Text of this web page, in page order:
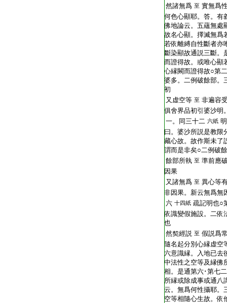
然諸無爲 至 實無爲
何色心顯耶。答。有
佛地論云。五蘊無處
故名心顯。擇滅無爲
若依離縛自性斷者亦
斷染顯故通説三斷。
而證得故。或唯心顯
心縁闕而證得故○第
婆多。二例破餘部。
初
又虚空等 至 非遍容
俱舍界品初引婆沙明
一。同三十二 六紙
曰。婆沙所説是教限
藏心故。故作斯未了
謂而是非矣○二例破
餘部所執 至 準前應
因果
又諸無爲 至 異心等
非因果。新云無爲無
六 十四紙 疏記明也○
依識變假施設。二依
也
然契經説 至 假説爲
隨名起分別心縁虚空
六意識縁。入地已去
中法性之空等及縁佛
相。是通第六･第七
所縁或除成事或通八
云。無爲何性攝耶。
空等相隨心生故。依